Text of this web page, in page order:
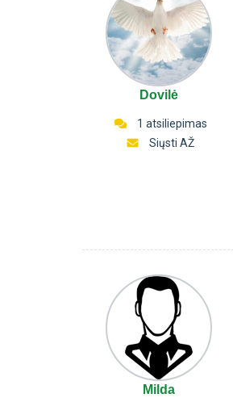
Dovilė
1 atsiliepimas
Siųsti AŽ
Milda